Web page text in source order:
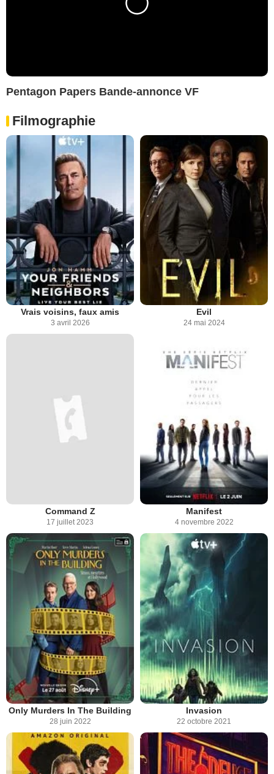
Pentagon Papers Bande-annonce VF
Filmographie
Vrais voisins, faux amis
3 avril 2026
Evil
24 mai 2024
Command Z
17 juillet 2023
Manifest
4 novembre 2022
Only Murders In The Building
28 juin 2022
Invasion
22 octobre 2021